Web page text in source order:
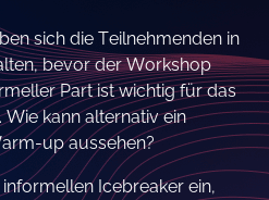
sich die Teilnehmenden in
bevor der Workshop
Part ist wichtig für das
kann alternativ ein
up aussehen?
Icebreaker ein,